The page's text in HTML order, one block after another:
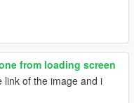
from loading screen
link of the image and i